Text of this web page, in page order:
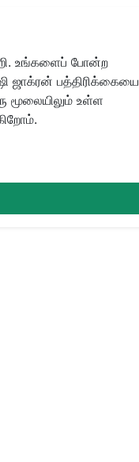
உங்களைப் போன்ற
ஜாக்ரன் பத்திரிக்கையை
மூலையிலும் உள்ள